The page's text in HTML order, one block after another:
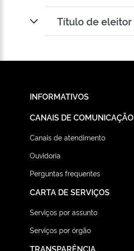
Título de eleitor
INFORMATIVOS
CANAIS DE COMUNICAÇÃO
Canais de atendimento
Ouvidoria
Perguntas frequentes
CARTA DE SERVIÇOS
Serviços por assunto
Serviços por órgão
TRANSPARÊNCIA